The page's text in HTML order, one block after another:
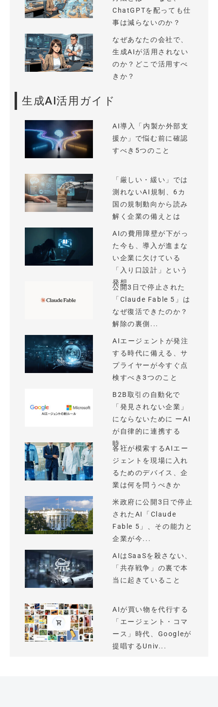
ChatGPTを配っても仕
事は減らないのか？
なぜあなたの会社で、
生成AIが活用されない
のか？どこで活用すべ
きか？
生成AI活用ガイド
AI導入「内製か外部支
援か」で悩む前に確認
すべき5つのこと
「厳しい・緩い」では
測れないAI規制、6カ
国の規制動向から読み
解く企業の備えとは
AIの費用障壁が下がっ
た今も、導入が進まな
い企業に欠けている
「入り口設計」という
発想
公開3日で停止された
「Claude Fable 5」は
なぜ復活できたのか？
解除の裏側...
AIエージェントが発注
する時代に備える、サ
プライヤーが今すぐ点
検すべき3つのこと
B2B取引の自動化で
「発見されない企業」
にならないために ーAI
が自律的に連携する
時...
各社が模索するAIエー
ジェントを現場に入れ
るためのデバイス、企
業は何を問うべきか
米政府に公開3日で停止
されたAI「Claude
Fable 5」、その能力と
企業が今...
AIはSaaSを殺さない、
「共存戦争」の裏で本
当に起きていること
AIが買い物を代行する
「エージェント・コマ
ース」時代、Googleが
提唱するUniv...